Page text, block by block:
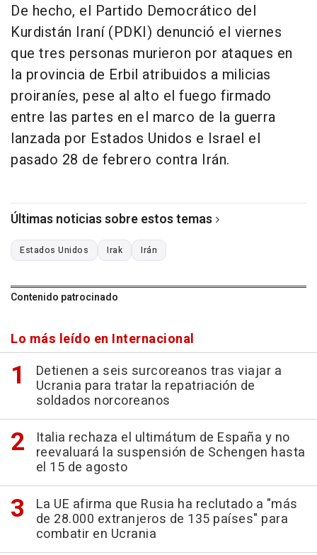
De hecho, el Partido Democrático del
Kurdistán Iraní (PDKI) denunció el viernes
que tres personas murieron por ataques en
la provincia de Erbil atribuidos a milicias
proiraníes, pese al alto el fuego firmado
entre las partes en el marco de la guerra
lanzada por Estados Unidos e Israel el
pasado 28 de febrero contra Irán.
Últimas noticias sobre estos temas
Estados Unidos Irak Irán
Contenido patrocinado
Lo más leído en Internacional
Detienen a seis surcoreanos tras viajar a
Ucrania para tratar la repatriación de
soldados norcoreanos
Italia rechaza el ultimátum de España y no
reevaluará la suspensión de Schengen hasta
el 15 de agosto
La UE afirma que Rusia ha reclutado a "más
de 28.000 extranjeros de 135 países" para
combatir en Ucrania